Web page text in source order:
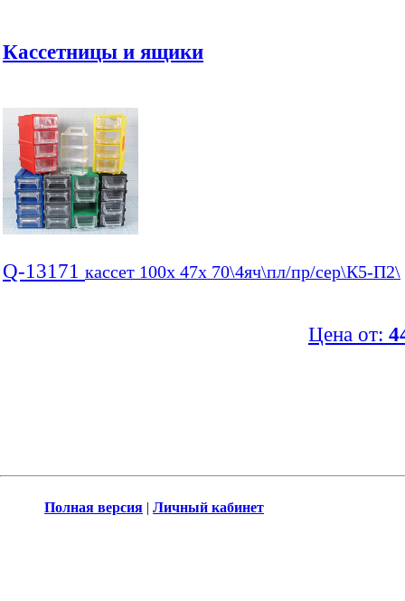
Кассетницы и ящики
Q-13171 кассет 100x 47x 70\4яч\пл/пр/сер\К5-П2\
Цена от:
Полная версия | Личный кабинет